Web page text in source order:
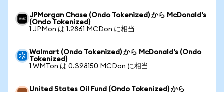
JPMorgan Chase (Ondo Tokenized) から McDonald's
(Ondo Tokenized)
1 JPMon は 1.2861 MCDon に相当
Walmart (Ondo Tokenized) から McDonald's (Ondo
Tokenized)
1 WMTon は 0.398150 MCDon に相当
United States Oil Fund (Ondo Tokenized) から